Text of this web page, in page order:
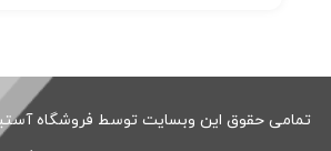
تمامی حقوق این وبسایت توسط فروشگاه